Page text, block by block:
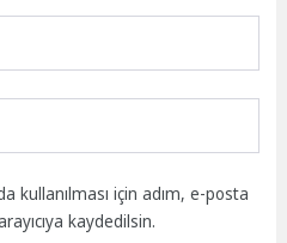
kullanılması için adım, e-posta
kaydedilsin.